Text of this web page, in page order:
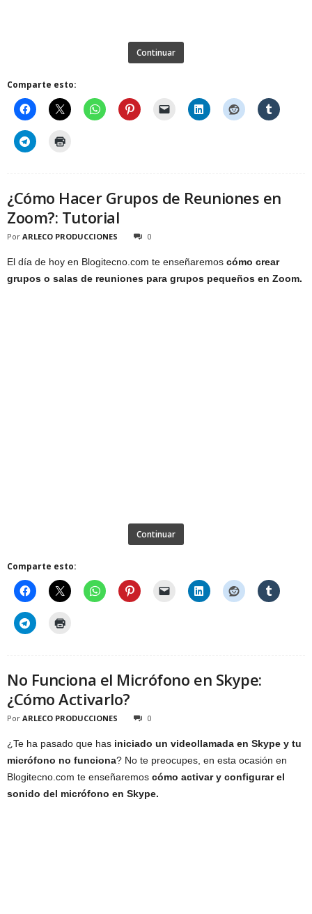
Continuar
Comparte esto:
¿Cómo Hacer Grupos de Reuniones en
Zoom?: Tutorial
Por ARLECO PRODUCCIONES 0
El día de hoy en Blogitecno.com te enseñaremos cómo crear
grupos o salas de reuniones para grupos pequeños en Zoom.
Continuar
Comparte esto:
No Funciona el Micrófono en Skype:
¿Cómo Activarlo?
Por ARLECO PRODUCCIONES 0
¿Te ha pasado que has iniciado un videollamada en Skype y tu
micrófono no funciona? No te preocupes, en esta ocasión en
Blogitecno.com te enseñaremos cómo activar y configurar el
sonido del micrófono en Skype.